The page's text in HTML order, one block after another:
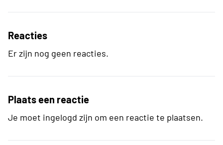
Reacties
Er zijn nog geen reacties.
Plaats een reactie
Je moet ingelogd zijn om een reactie te plaatsen.